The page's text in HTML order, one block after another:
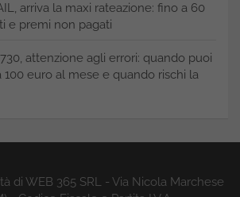
arriva la maxi rateazione: fino a 60
e premi non pagati
attenzione agli errori: quando puoi
100 euro al mese e quando rischi la
di WEB 365 SRL - Via Nicola Marchese